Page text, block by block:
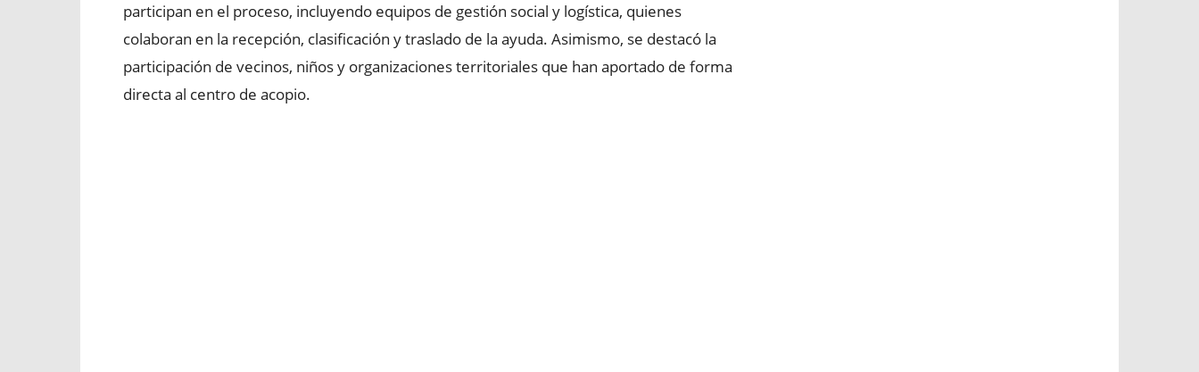
participan en el proceso, incluyendo equipos de gestión social y logística, quienes
colaboran en la recepción, clasificación y traslado de la ayuda. Asimismo, se destacó la
participación de vecinos, niños y organizaciones territoriales que han aportado de forma
directa al centro de acopio.